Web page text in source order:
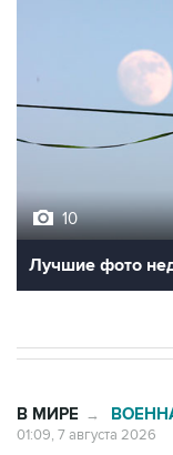
10
Лучшие фото
В МИРЕ →
01:09, 7 августа 2026